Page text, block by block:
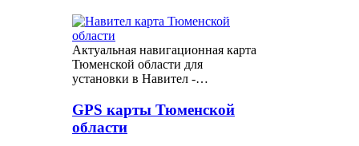
Актуальная навигационная карта
Тюменской области для
установки в Навител -…
GPS карты Тюменской
области